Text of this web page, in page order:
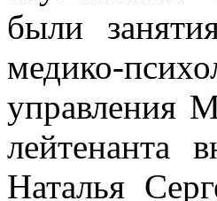
были
медико-
управления
лейтенанта
Наталья